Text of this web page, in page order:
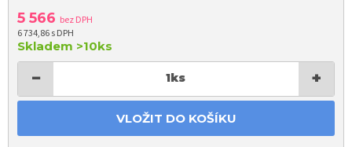
5 566 bez DPH
6 734,86 s DPH
Skladem >10ks
− 1ks +
VLOŽIT DO KOŠÍKU